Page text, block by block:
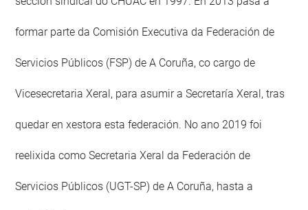
formar parte da Comisión Executiva da Federación de
Servicios Públicos (FSP) de A Coruña, co cargo de
Vicesecretaria Xeral, para asumir a Secretaría Xeral, tras
quedar en xestora esta federación. No ano 2019 foi
reelixida como Secretaria Xeral da Federación de
Servicios Públicos (UGT-SP) de A Coruña, hasta a